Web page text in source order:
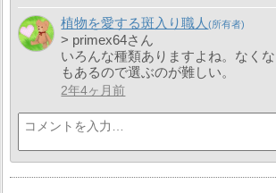
植物を愛する斑入り職人
> primex64さん
いろんな種類ありますよね。なく
もあるので選ぶのが難しい。
2年4ヶ月前